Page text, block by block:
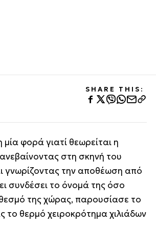
SHARE THIS:
φορά γιατί θεωρείται η
στη σκηνή του
γνωρίζοντας την αποθέωση από
συνδέσει το όνομά της όσο
θεσμό της χώρας, παρουσίασε το
το θερμό χειροκρότημα χιλιάδων